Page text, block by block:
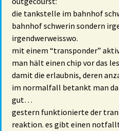
die tankstelle im bahnhof
bahnhof schwerin sondern
irgendwerweisswo.
mit einem “transponder”
man hält einen chip vor das
damit die erlaubnis, deren
im normalfall betankt man
gut…
gestern funktionierte der
reaktion. es gibt einen